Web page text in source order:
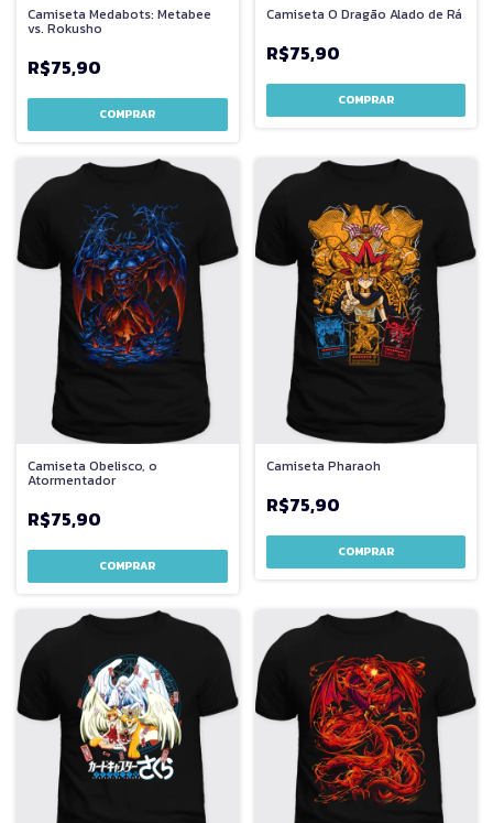
Camiseta Medabots: Metabee
vs. Rokusho
R$75,90
COMPRAR
Camiseta O Dragão Alado de Rá
R$75,90
COMPRAR
Camiseta Obelisco, o
Atormentador
R$75,90
COMPRAR
Camiseta Pharaoh
R$75,90
COMPRAR